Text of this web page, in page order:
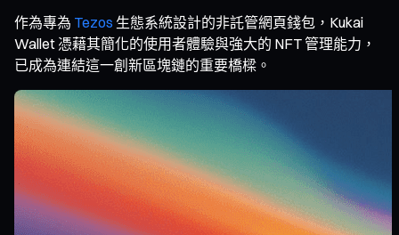
作為專為 Tezos 生態系統設計的非託管網頁錢包，Kukai
Wallet 憑藉其簡化的使用者體驗與強大的 NFT 管理能力，
已成為連結這一創新區塊鏈的重要橋樑。